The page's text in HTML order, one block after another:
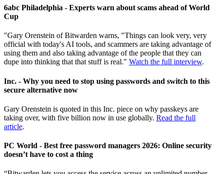
6abc Philadelphia - Experts warn about scams ahead of World
Cup
"Gary Orenstein of Bitwarden warns, "Things can look very, very
official with today's AI tools, and scammers are taking advantage of
using them and also taking advantage of the people that they can
dupe into thinking that that stuff is real." Watch the full interview.
Inc. - Why you need to stop using passwords and switch to this
secure alternative now
Gary Orenstein is quoted in this Inc. piece on why passkeys are
taking over, with five billion now in use globally. Read the full
article.
PC World - Best free password managers 2026: Online security
doesn’t have to cost a thing